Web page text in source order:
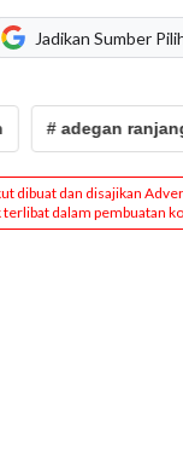
Jadikan Sumber
# adegan ranjang